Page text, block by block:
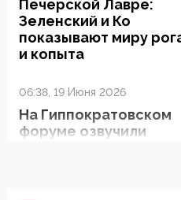
Печерской Лавре:
Зеленский и Ко
показывают миру
и копыта
06:38, 19 Июня 2026
На Гиппократовском
форуме озвучили